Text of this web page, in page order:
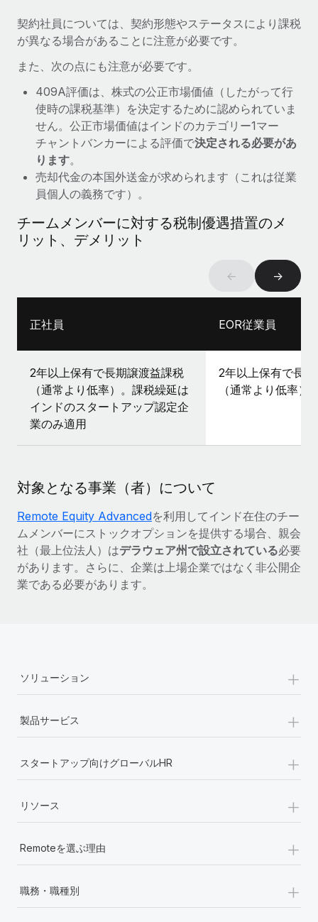
契約社員については、契約形態やステータスにより課税
が異なる場合があることに注意が必要です。
また、次の点にも注意が必要です。
409A評価は、株式の公正市場価値（したがって行
使時の課税基準）を決定するために認められていま
せん。公正市場価値はインドのカテゴリー1マー
チャントバンカーによる評価で決定される必要があ
ります。
売却代金の本国外送金が求められます（これは従業
員個人の義務です）。
チームメンバーに対する税制優遇措置のメ
リット、デメリット
← →
正社員 EOR従業員
2年以上保有で長期譲渡益課税
（通常より低率）。課税繰延は
インドのスタートアップ認定企
業のみ適用
2年以上保有で長
（通常より低率）
対象となる事業（者）について
Remote Equity Advancedを利用してインド在住のチー
ムメンバーにストックオプションを提供する場合、親会
社（最上位法人）はデラウェア州で設立されている必要
があります。さらに、企業は上場企業ではなく非公開企
業である必要があります。
ソリューション +
製品サービス +
スタートアップ向けグローバルHR +
リソース +
Remoteを選ぶ理由 +
職務・職種別
+